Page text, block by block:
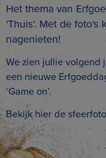
Het thema van
'Thuis'. Met de foto's
nagenieten!
We zien jullie volgend
een nieuwe
‘Game on’.
Bekijk hier de